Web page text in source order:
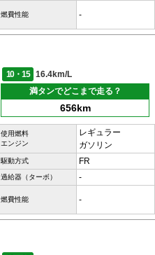
燃費性能 -
10・15
16.4km/L
満タンでどこまで走る？
656km
使用燃料
エンジン
レギュラー
ガソリン
駆動方式 FR
過給器（ターボ） -
燃費性能 -